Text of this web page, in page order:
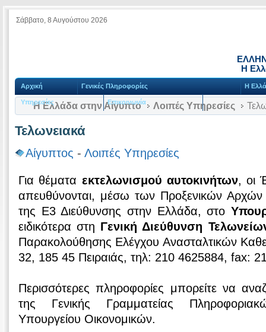
Σάββατο, 8 Αυγούστου 2026
Η
Αρχική Γενικές Πληροφορίες Η
Υπηρεσίες Επικοινωνία
Η Ελλάδα στην Αίγυπτο Λοιπές Υπηρεσίες
Τελωνειακά
Αίγυπτος - Λοιπές Υπηρεσίες
Για θέματα εκτελωνισμού αυτοκινήτων, οι
απευθύνονται, μέσω των Προξενικών Αρχών
της Ε3 Διεύθυνσης στην Ελλάδα, στο
ειδικότερα στη Γενική Διεύθυνση
Παρακολούθησης Ελέγχου Ανασταλτικών
32, 185 45 Πειραιάς, τηλ: 210 4625884, fax:
Περισσότερες πληροφορίες μπορείτε να
της Γενικής Γραμματείας
Υπουργείου Οικονομικών.